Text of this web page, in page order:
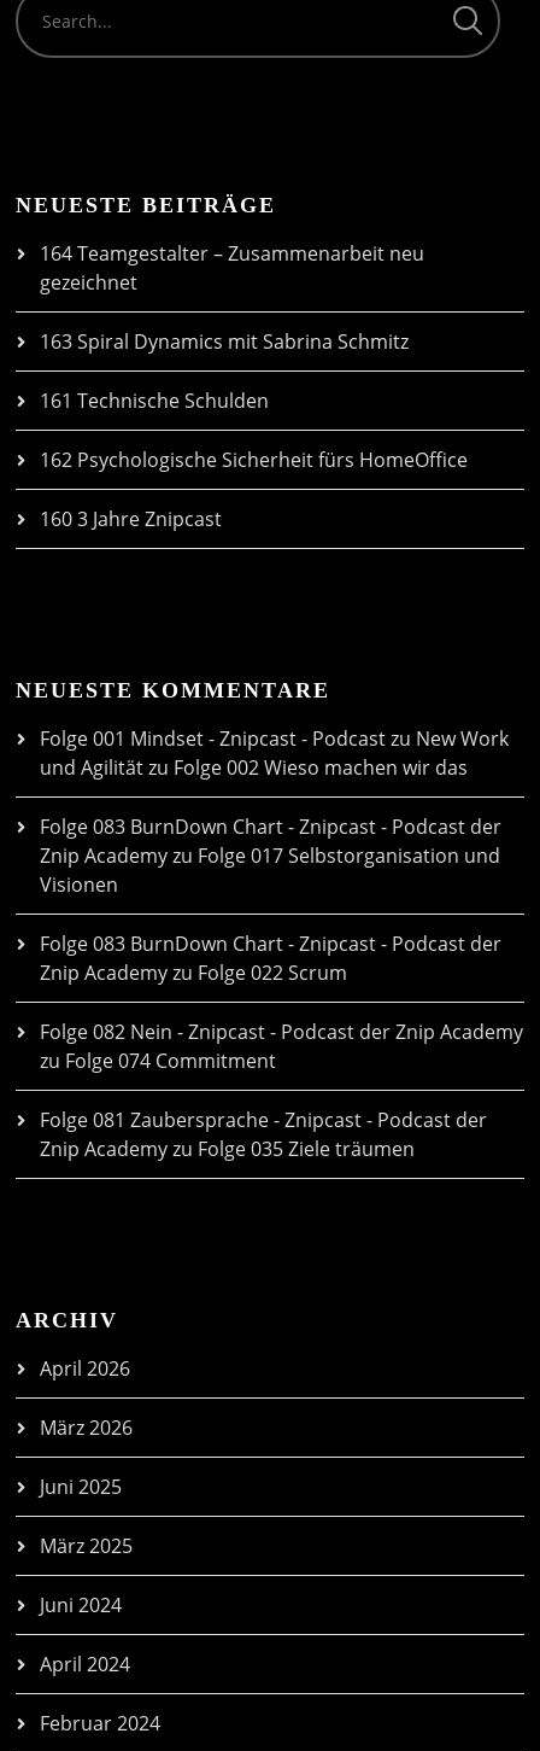
NEUESTE BEITRÄGE
164 Teamgestalter – Zusammenarbeit neu
gezeichnet
163 Spiral Dynamics mit Sabrina Schmitz
161 Technische Schulden
162 Psychologische Sicherheit fürs HomeOffice
160 3 Jahre Znipcast
NEUESTE KOMMENTARE
Folge 001 Mindset - Znipcast - Podcast zu New Work
und Agilitätzu Folge 002 Wieso machen wir das
Folge 083 BurnDown Chart - Znipcast - Podcast der
Znip Academyzu Folge 017 Selbstorganisation und
Visionen
Folge 083 BurnDown Chart - Znipcast - Podcast der
Znip Academyzu Folge 022 Scrum
Folge 082 Nein - Znipcast - Podcast der Znip Academy
zu Folge 074 Commitment
Folge 081 Zaubersprache - Znipcast - Podcast der
Znip Academyzu Folge 035 Ziele träumen
ARCHIV
April 2026
März 2026
Juni 2025
März 2025
Juni 2024
April 2024
Februar 2024